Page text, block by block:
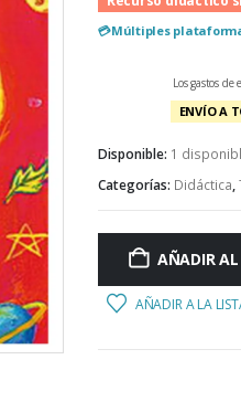
💳​Múltiples
Los gastos
ENVÍO A
Disponible: 1
Categorías: Didáctica,
AÑADIR
AÑADIR A LA